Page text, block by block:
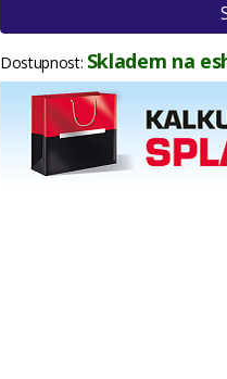
Dostupnost: Skladem na